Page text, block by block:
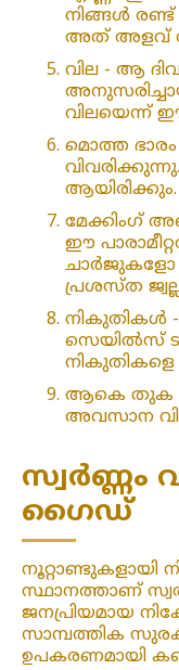
നിങ്ങൾ
അത് അളവ്
വില - ആ
വിലയെന്ന് ഈ
മൊത്ത
ആയിരിക്കും.
മേക്കിംഗ്
ഈ
ചാർജുകളോ
പ്രശസ്ത
നികുതികൾ -
സെയിൽസ്
നികുതികളെ
ആകെ തുക -
അവസാന
സ്വർണ്ണം
ഗൈഡ്
നൂറ്റാണ്ടുകളായി
സ്ഥാനത്താണ്
ജനപ്രിയമായ
സാമ്പത്തിക
ഉപകരണമായി